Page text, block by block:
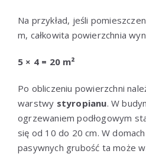
Na przykład, jeśli
m, całkowita powierzchnia
5 × 4 = 20 m²
Po obliczeniu powierzchni
warstwy styropianu. W
ogrzewaniem podłogowym
się od 10 do 20 cm. W
pasywnych grubość ta może